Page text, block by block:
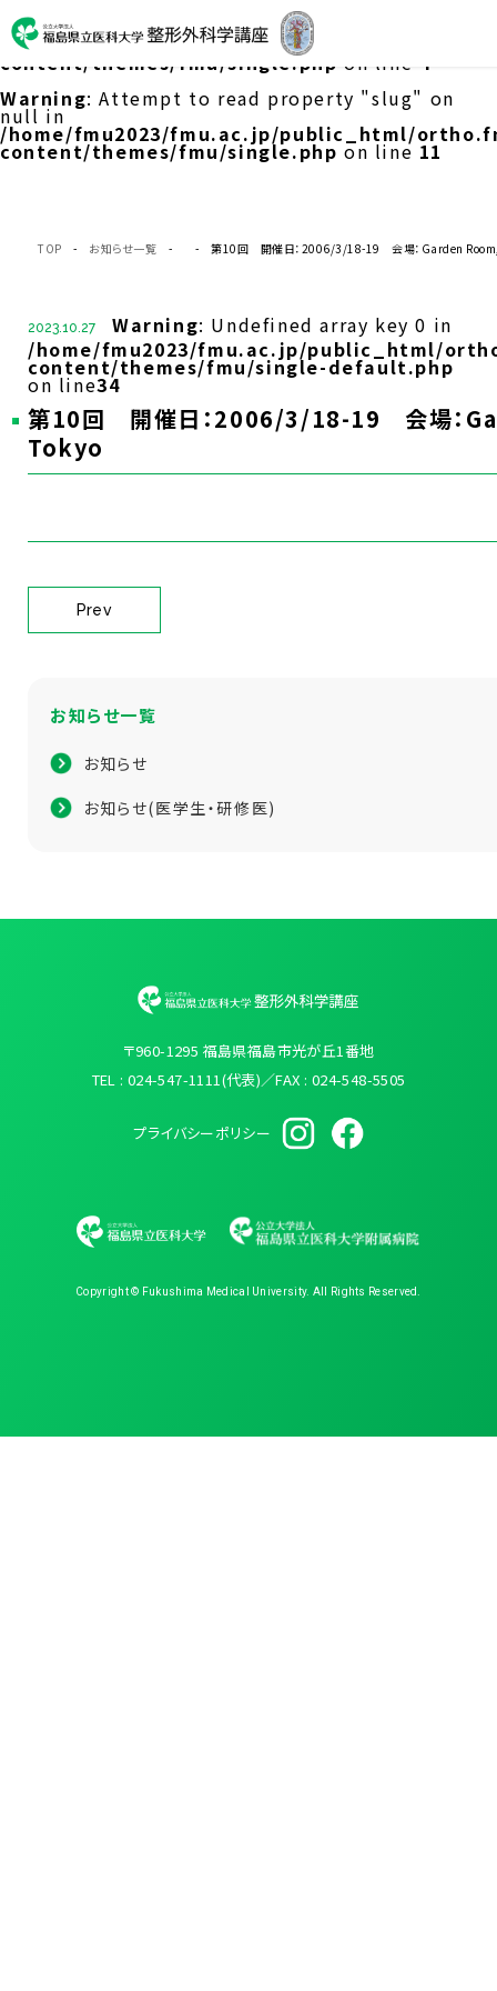
Warning: Undefined array key 0 in
/home/fmu2023/fmu.ac.jp/public_html/
content/themes/fmu/single.php on line 4
Warning: Attempt to read property "slug" on
null in
/home/fmu2023/fmu.ac.jp/public_html/
content/themes/fmu/single.php on line 11
TOP - お知らせ一覧 - - 第10回 開催日：2006/3/18-19 会場：Garden Room,
お知らせ一覧
お知らせ
お知らせ(医学生・研修医)
2023.10.27 Warning: Undefined array key 0 in
/home/fmu2023/fmu.ac.jp/public_html/
content/themes/fmu/single-default.php
on line34
第10回 開催日：2006/3/18-19 会場：
Tokyo
Prev
〒960-1295 福島県福島市光が丘1番地
TEL : 024-547-1111(代表)／FAX : 024-548-5505
プライバシーポリシー
Copyright © Fukushima Medical University. All Rights Reserved.